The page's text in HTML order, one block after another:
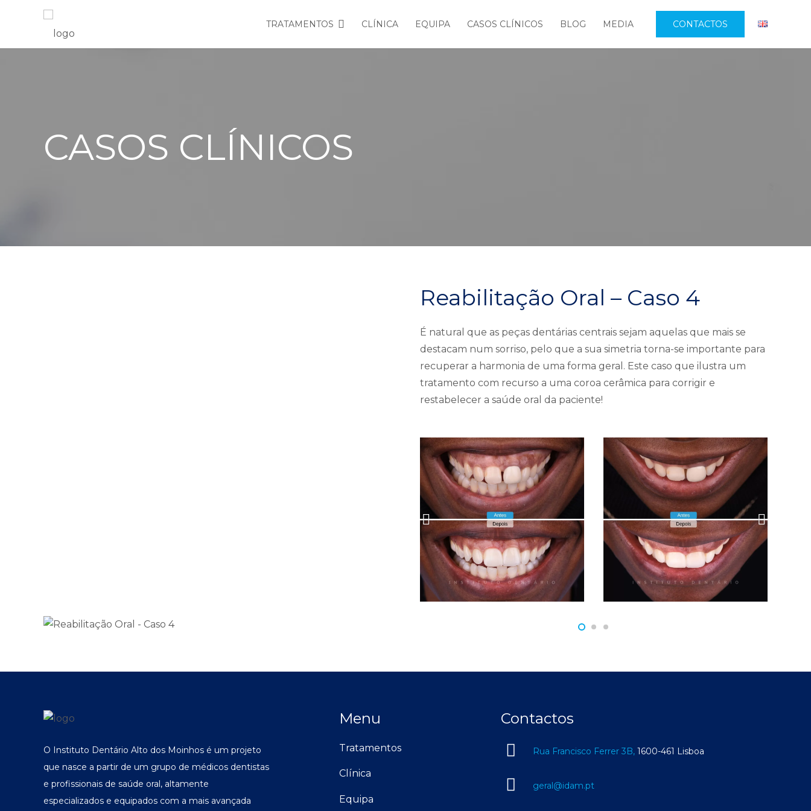
TRATAMENTOS CLÍNICA EQUIPA CASOS CLÍNICOS BLOG MEDIA CONTACTOS
CASOS CLÍNICOS
Reabilitação Oral – Caso 4
É natural que as peças dentárias centrais sejam aquelas que mais se
destacam num sorriso, pelo que a sua simetria torna-se importante para
recuperar a harmonia de uma forma geral. Este caso que ilustra um
tratamento com recurso a uma coroa cerâmica para corrigir e
restabelecer a saúde oral da paciente!
O Instituto Dentário Alto dos Moinhos é um projeto
que nasce a partir de um grupo de médicos dentistas
e profissionais de saúde oral, altamente
especializados e equipados com a mais avançada
Menu
Tratamentos
Clínica
Equipa
Contactos
Rua Francisco Ferrer 3B,1600-461 Lisboa
geral@idam.pt